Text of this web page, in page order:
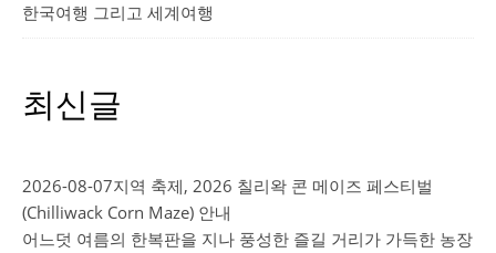
한국여행 그리고 세계여행
최신글
2026-08-07지역 축제, 2026 칠리왁 콘 메이즈 페스티벌
(Chilliwack Corn Maze) 안내
어느덧 여름의 한복판을 지나 풍성한 즐길 거리가 가득한 농장